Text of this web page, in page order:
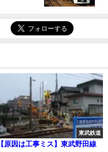
東武鉄道
【原因は工事ミス】東武野田線